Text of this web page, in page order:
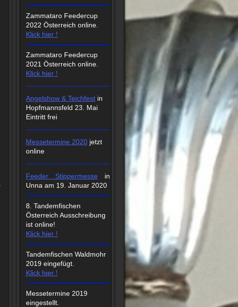
Zammataro Feedercup
2022 Österreich online.
Klick hier !
Zammataro Feedercup
2021 Österreich online.
Klick hier !
Angelshow & Teichfest in
Hopfmannsfeld 23. Mai
Eintritt frei
Messetermine 2020 jetzt
online
Feeder Stippermesse in
Unna am 19. Januar 2020
8. Tandemfischen
Österreich Ausschreibung
ist online!
Klick hier !
Tandemfischen Waldmohr
2019 eingefügt.
Klick hier !
Messetermine 2019
eingestellt.